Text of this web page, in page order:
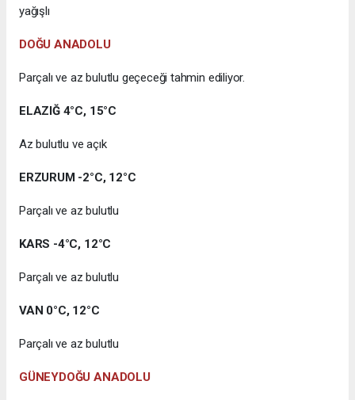
yağışlı
DOĞU ANADOLU
Parçalı ve az bulutlu geçeceği tahmin ediliyor.
ELAZIĞ 4°C, 15°C
Az bulutlu ve açık
ERZURUM -2°C, 12°C
Parçalı ve az bulutlu
KARS -4°C, 12°C
Parçalı ve az bulutlu
VAN 0°C, 12°C
Parçalı ve az bulutlu
GÜNEYDOĞU ANADOLU